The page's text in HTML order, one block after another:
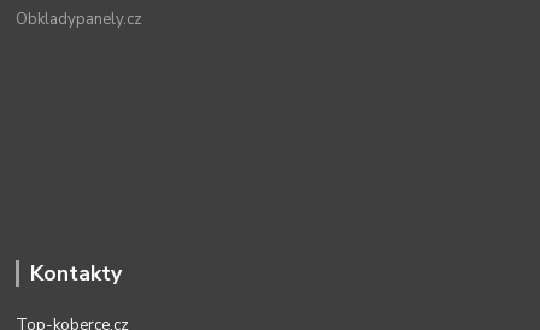
Obkladypanely.cz
Kontakty
Top-koberce.cz